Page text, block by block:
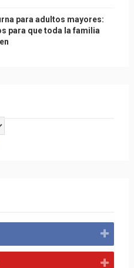
para adultos mayores:
para que toda la familia